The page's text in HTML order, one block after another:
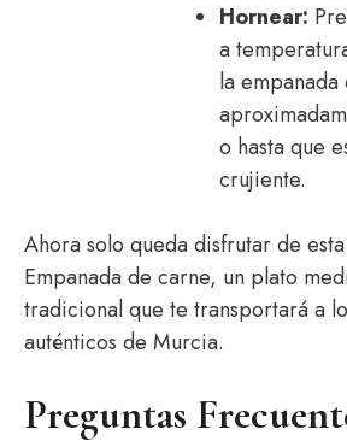
Hornear:
a
la empanada
o hasta que
crujiente.
Ahora solo queda disfrutar de
Empanada de carne, un plato
tradicional que te transportará a
auténticos de Murcia.
Preguntas